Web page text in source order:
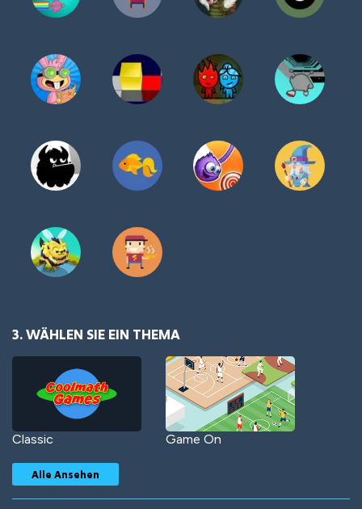
3. WÄHLEN SIE EIN THEMA
Classic Game On
Alle Ansehen